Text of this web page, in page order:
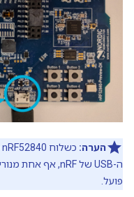
הערה:
פועל.